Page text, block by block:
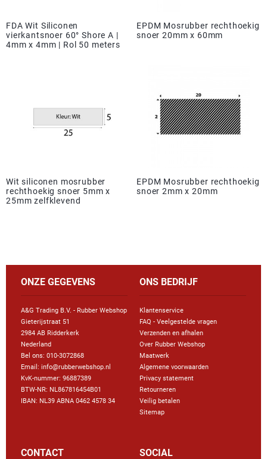
FDA Wit Siliconen
vierkantsnoer 60° Shore A |
4mm x 4mm | Rol 50 meters
EPDM Mosrubber rechthoekig
snoer 20mm x 60mm
Wit siliconen mosrubber
rechthoekig snoer 5mm x
25mm zelfklevend
EPDM Mosrubber rechthoekig
snoer 2mm x 20mm
ONZE GEGEVENS
A&G Trading B.V. - Rubber Webshop
Gieterijstraat 51
2984 AB Ridderkerk
Nederland
Bel ons: 010-3072868
Email: info@rubberwebshop.nl
KvK-nummer: 96887389
BTW-NR: NL867816454B01
IBAN: NL39 ABNA 0462 4578 34
ONS BEDRIJF
Klantenservice
FAQ - Veelgestelde vragen
Verzenden en afhalen
Over Rubber Webshop
Maatwerk
Algemene voorwaarden
Privacy statement
Retourneren
Veilig betalen
Sitemap
CONTACT SOCIAL